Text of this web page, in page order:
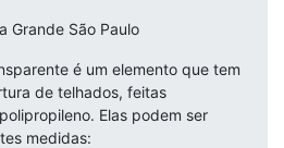
Grande São Paulo
é um elemento que tem
de telhados, feitas
Elas podem ser
medidas: